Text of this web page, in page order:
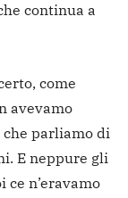
continua a
come
avevamo
parliamo di
E neppure gli
n’eravamo